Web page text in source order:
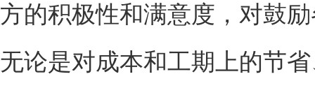
方的积极性和满意度，对鼓
无论是对成本和工期上的节